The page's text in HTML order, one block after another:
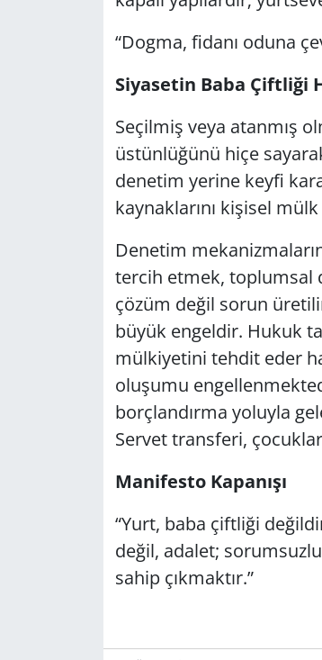
“Dogma, fidanı oduna
Siyasetin Baba Çiftliği
Seçilmiş veya atanmış
üstünlüğünü hiçe
denetim yerine keyfi
kaynaklarını kişisel
Denetim
tercih etmek, toplumsal
çözüm değil sorun
büyük engeldir. Hukuk
mülkiyetini tehdit eder
oluşumu
borçlandırma yoluyla
Servet transferi,
Manifesto Kapanışı
“Yurt, baba çiftliği
değil, adalet;
sahip çıkmaktır.”